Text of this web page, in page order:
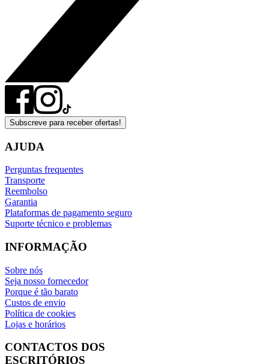
Subscreve para receber ofertas!
AJUDA
Perguntas frequentes
Transporte
Reembolso
Garantia
Plataformas de pagamento seguro
Suporte técnico e problemas
INFORMAÇÃO
Sobre nós
Seja nosso fornecedor
Porque é tão barato
Custos de envio
Política de cookies
Lojas e horários
CONTACTOS DOS
ESCRITÓRIOS